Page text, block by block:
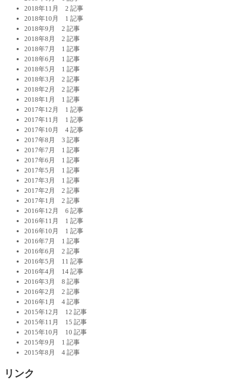
2018年11月 2 記事
2018年10月 1 記事
2018年9月 2 記事
2018年8月 2 記事
2018年7月 1 記事
2018年6月 1 記事
2018年5月 1 記事
2018年3月 2 記事
2018年2月 2 記事
2018年1月 1 記事
2017年12月 1 記事
2017年11月 1 記事
2017年10月 4 記事
2017年8月 3 記事
2017年7月 1 記事
2017年6月 1 記事
2017年5月 1 記事
2017年3月 1 記事
2017年2月 2 記事
2017年1月 2 記事
2016年12月 6 記事
2016年11月 1 記事
2016年10月 1 記事
2016年7月 1 記事
2016年6月 2 記事
2016年5月 11 記事
2016年4月 14 記事
2016年3月 8 記事
2016年2月 2 記事
2016年1月 4 記事
2015年12月 12 記事
2015年11月 15 記事
2015年10月 10 記事
2015年9月 1 記事
2015年8月 4 記事
リンク